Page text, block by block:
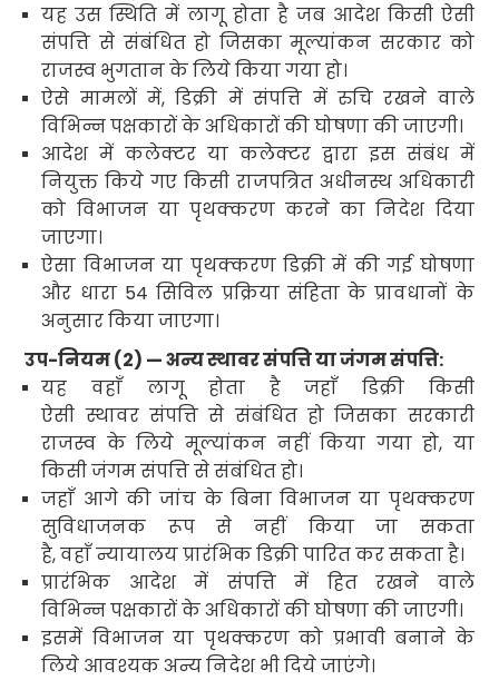
यह उस स्थिति में लागू होता है जब आदेश किसी ऐसी
संपत्ति से संबंधित हो जिसका मूल्यांकन सरकार को
राजस्व भुगतान के लिये किया गया हो।
ऐसे मामलों में,डिक्री में संपत्ति में रुचि रखने वाले
विभिन्न पक्षकारों के अधिकारों की घोषणा की जाएगी।
आदेश में कलेक्टर या कलेक्टर द्वारा इस संबंध में
नियुक्त किये गए किसी राजपत्रित अधीनस्थ अधिकारी
को विभाजन या पृथक्करण करने का निदेश दिया
जाएगा।
ऐसा विभाजन या पृथक्करण डिक्री में की गई घोषणा
और धारा 54सिविल प्रक्रिया संहिता के प्रावधानों के
अनुसार किया जाएगा।
उप-नियम (2) —अन्य स्थावर संपत्ति या जंगम संपत्ति:
यह वहाँ लागू होता है जहाँ डिक्री किसी
ऐसी स्थावर संपत्ति से संबंधित हो जिसका सरकारी
राजस्व के लिये मूल्यांकन नहीं किया गया हो, या
किसी जंगम संपत्ति से संबंधित हो।
जहाँ आगे की जांच के बिना विभाजन या पृथक्करण
सुविधाजनक रूप से नहीं किया जा सकता
है,वहाँ न्यायालय प्रारंभिक डिक्री पारित कर सकता है।
प्रारंभिक आदेश में संपत्ति में हित रखने वाले
विभिन्न पक्षकारों के अधिकारों की घोषणा की जाएगी।
इसमें विभाजन या पृथक्करण को प्रभावी बनाने के
लिये आवश्यक अन्य निदेश भी दिये जाएंगे।